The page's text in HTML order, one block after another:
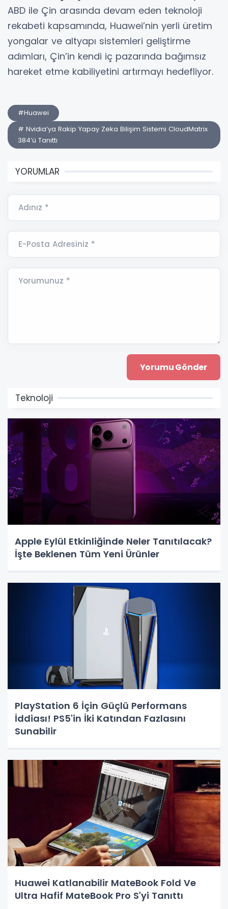
ABD ile Çin arasında devam eden teknoloji
rekabeti kapsamında, Huawei’nin yerli üretim
yongalar ve altyapı sistemleri geliştirme
adımları, Çin’in kendi iç pazarında bağımsız
hareket etme kabiliyetini artırmayı hedefliyor.
#Huawei
# Nvidia’ya Rakip Yapay Zeka Bilişim Sistemi CloudMatrix
384’ü Tanıttı
YORUMLAR
Adınız *
E-Posta Adresiniz *
Yorumunuz *
Teknoloji
Apple Eylül Etkinliğinde Neler Tanıtılacak?
İşte Beklenen Tüm Yeni Ürünler
PlayStation 6 İçin Güçlü Performans
İddiası! PS5'in İki Katından Fazlasını
Sunabilir
Huawei Katlanabilir MateBook Fold Ve
Ultra Hafif MateBook Pro S'yi Tanıttı